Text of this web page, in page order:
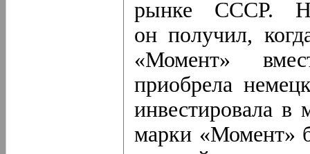
рынке СССР. Но
он получил,
«Момент»
приобрела
инвестировала в
марки «Момент»